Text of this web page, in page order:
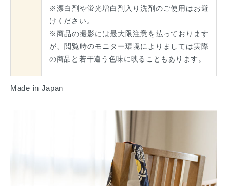
※漂白剤や蛍光増白剤入り洗剤のご使用はお避
けください。
※商品の撮影には最大限注意を払っております
が、閲覧時のモニター環境によりましては実際
の商品と若干違う色味に映ることもあります。
Made in Japan